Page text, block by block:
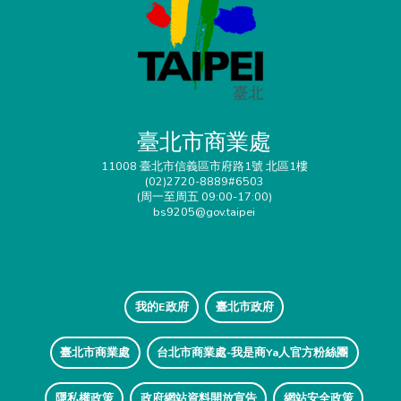
臺北市商業處
11008 臺北市信義區市府路1號 北區1樓
(02)2720-8889#6503
(周一至周五 09:00-17:00)
bs9205@gov.taipei
我的E政府 臺北市政府
臺北市商業處 台北市商業處-我是商Ya人官方粉絲團